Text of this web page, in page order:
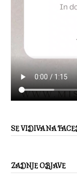
SE VIDIVA NA
ZADNJE OBJAVE